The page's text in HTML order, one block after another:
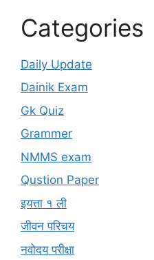
Categories
Daily Update
Dainik Exam
Gk Quiz
Grammer
NMMS exam
Qustion Paper
इयत्ता १ ली
जीवन परिचय
नवोदय परीक्षा